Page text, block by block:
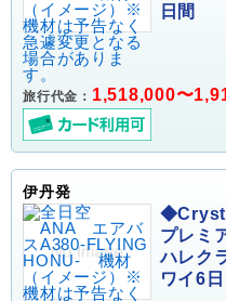
日間
旅行代金： 1,518,000〜
伊丹発
プレミ
ハレク
ワイ6日